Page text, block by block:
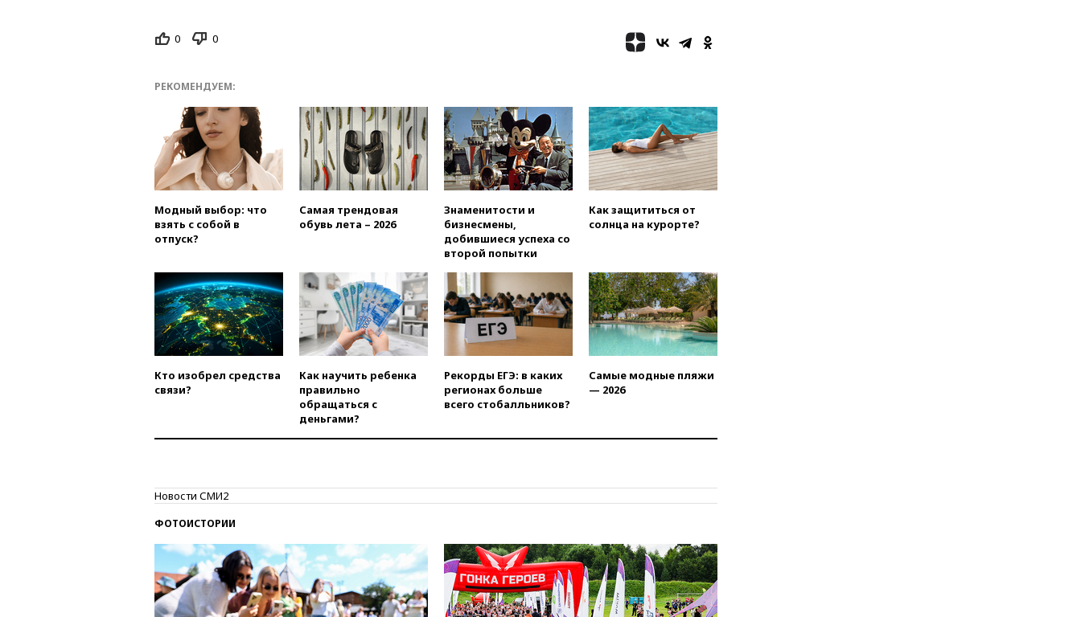
Сняты ограничения на
полеты в аэропорту
16:45
«Яблоко» подаст иск к
депутату Госдумы Алексею
Журавлеву
16:35
Мельникова и еще
шесть гимнастов сборной
России не получили визы на
16:16
перекрывали второй раз за
день
16:00
Создатели пирамиды
АФК «Наследие» получили от
шести до 12 лет колонии
Верховный суд 10
августа рассмотрит иск о
снятии «Яблока» с выборов
пострадали при пожаре на
возобновит ежедневные
рейсы в Абу-Даби
Аравия и Пакистан
объединились в военный
альянс
14:39 Экс-издатель Popcorn
Books получил условный срок
0 0
РЕКОМЕНДУЕМ:
Модный выбор: что
взять с собой в
отпуск?
Самая трендовая
обувь лета – 2026
Знаменитости и
бизнесмены,
добившиеся успеха со
второй попытки
Как защититься от
солнца на курорте?
Кто изобрел средства
связи?
Как научить ребенка
правильно
обращаться с
деньгами?
Рекорды ЕГЭ: в каких
регионах больше
всего стобалльников?
Самые модные пляжи
— 2026
Новости СМИ2
ФОТОИСТОРИИ